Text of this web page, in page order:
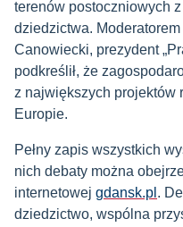
terenów postoczniowych
dziedzictwa.
Canowiecki, prezydent
podkreślił, że
z największych projektów
Europie.
Pełny zapis wszystkich
nich debaty można
internetowej gdansk.pl .
dziedzictwo, wspólna